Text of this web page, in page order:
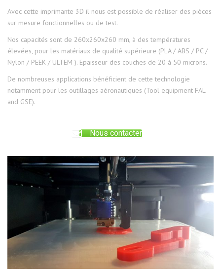
Avec cette imprimante 3D il nous est possible de réaliser des pièces
sur mesure fonctionnelles ou de test.
Nos capacités sont de 260x260x260 mm, à des températures
élevées, pour les matériaux de qualité supérieure (PLA / ABS / PC /
Nylon / PEEK / ULTEM ). Epaisseur des couches de 20 à 50 microns.
De nombreuses applications bénéficient de cette technologie
notamment pour les outillages aéronautiques (Tool equipment FAL
and GSE).
Nous contacter